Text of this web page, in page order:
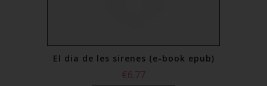
El dia de les sirenes (e-book epub)
€6.77